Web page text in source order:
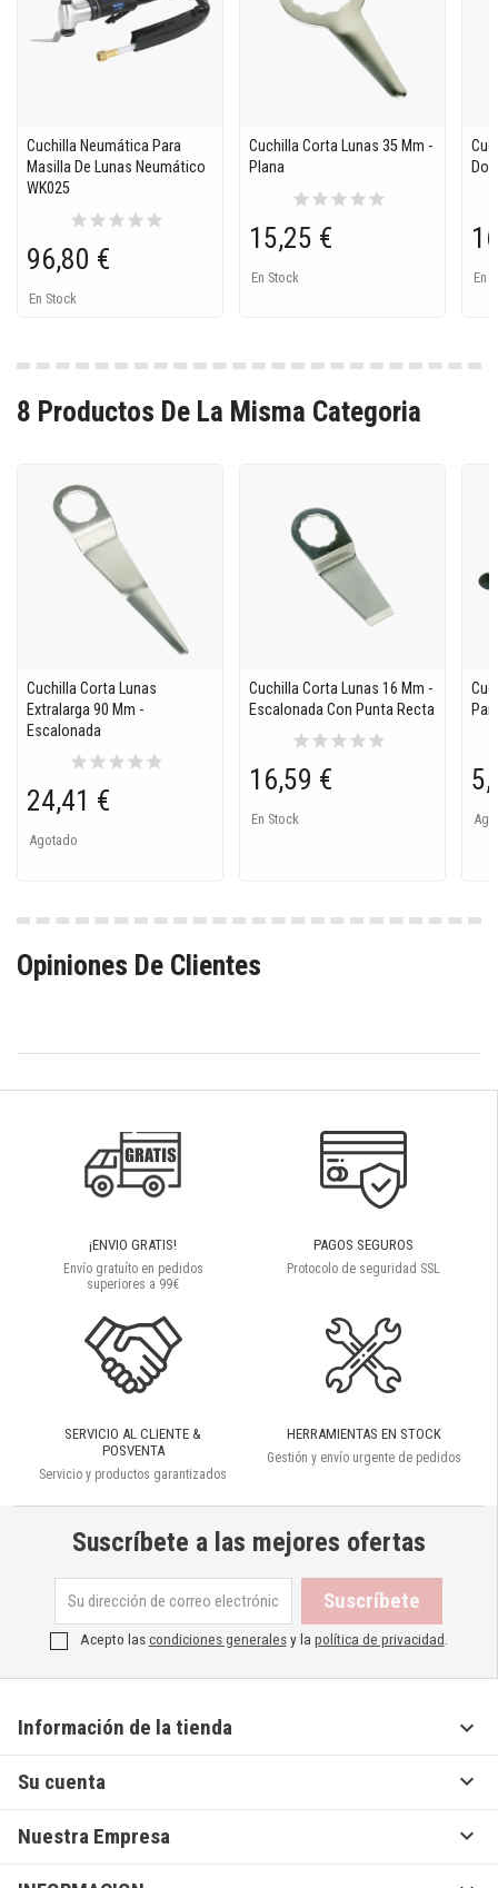
Cuchilla Neumática Para
Masilla De Lunas Neumático
WK025
starstarstarstarstar
96,80 €
En Stock
Cuchilla Corta Lunas 35 Mm -
Plana
starstarstarstarstar
15,25 €
En Stock En
8 Productos De La Misma Categoria
Cuchilla Corta Lunas
Extralarga 90 Mm -
Escalonada
starstarstarstarstar
24,41 €
Agotado
Cuchilla Corta Lunas 16 Mm -
Escalonada Con Punta Recta
starstarstarstarstar
16,59 €
En Stock
Opiniones De Clientes
¡ENVIO GRATIS!
Envío gratuíto en pedidos
superiores a 99€
PAGOS SEGUROS
Protocolo de seguridad SSL
SERVICIO AL CLIENTE &
POSVENTA
Servicio y productos garantizados
HERRAMIENTAS EN STOCK
Gestión y envío urgente de pedidos
Suscríbete a las mejores ofertas
Acepto lascondiciones generalesy la política de privacidad
Información de la tienda 
Su cuenta 
Nuestra Empresa 